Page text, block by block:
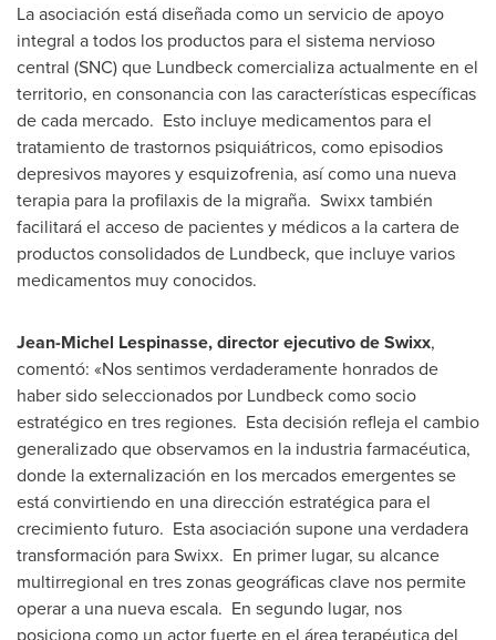
La asociación está diseñada como un servicio de apoyo
integral a todos los productos para el sistema nervioso
central (SNC) que Lundbeck comercializa actualmente en el
territorio, en consonancia con las características específicas
de cada mercado. Esto incluye medicamentos para el
tratamiento de trastornos psiquiátricos, como episodios
depresivos mayores y esquizofrenia, así como una nueva
terapia para la profilaxis de la migraña. Swixx también
facilitará el acceso de pacientes y médicos a la cartera de
productos consolidados de Lundbeck, que incluye varios
medicamentos muy conocidos.
Jean-Michel Lespinasse, director ejecutivo de Swixx,
comentó: «Nos sentimos verdaderamente honrados de
haber sido seleccionados por Lundbeck como socio
estratégico en tres regiones. Esta decisión refleja el cambio
generalizado que observamos en la industria farmacéutica,
donde la externalización en los mercados emergentes se
está convirtiendo en una dirección estratégica para el
crecimiento futuro. Esta asociación supone una verdadera
transformación para Swixx. En primer lugar, su alcance
multirregional en tres zonas geográficas clave nos permite
operar a una nueva escala. En segundo lugar, nos